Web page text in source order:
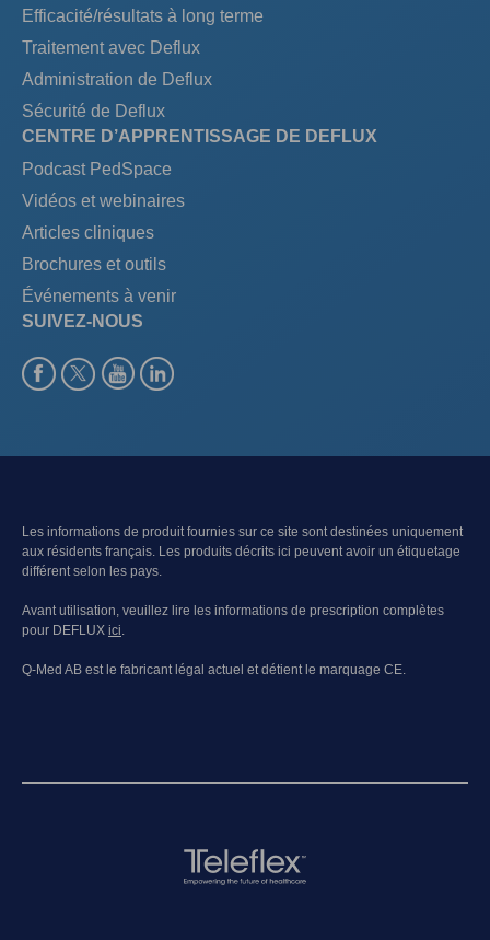
Efficacité/résultats à long terme
Traitement avec Deflux
Administration de Deflux
Sécurité de Deflux
CENTRE D’APPRENTISSAGE DE DEFLUX
Podcast PedSpace
Vidéos et webinaires
Articles cliniques
Brochures et outils
Événements à venir
SUIVEZ-NOUS
Les informations de produit fournies sur ce site sont destinées uniquement
aux résidents français. Les produits décrits ici peuvent avoir un étiquetage
différent selon les pays.
Avant utilisation, veuillez lire les informations de prescription complètes
pour DEFLUX ici
Q-Med AB est le fabricant légal actuel et détient le marquage CE.